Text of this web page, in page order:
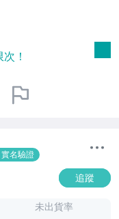
！
實名驗證
追蹤
未出貨率